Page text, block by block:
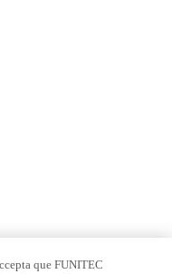
que FUNITEC